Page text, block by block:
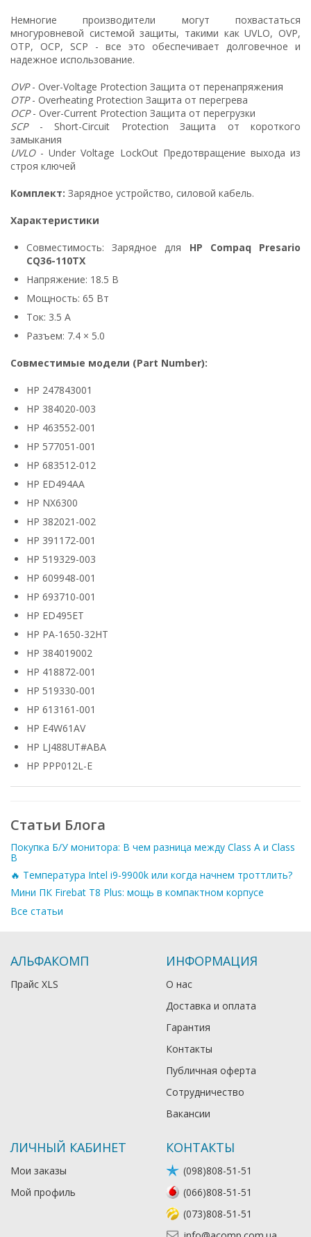
Немногие производители могут похвастаться
многуровневой системой защиты, такими как UVLO, OVP,
OTP, OCP, SCP - все это обеспечивает долговечное и
надежное использование.
OVP- Over-Voltage Protection Защита от перенапряжения
OTP- Overheating Protection Защита от перегрева
OCP- Over-Current Protection Защита от перегрузки
SCP- Short-Circuit Protection Защита от короткого
замыкания
UVLO- Under Voltage LockOut Предотвращение выхода из
строя ключей
Комплект: Зарядное устройство, силовой кабель.
Характеристики
Совместимость: Зарядное для HP Compaq Presario
CQ36-110TX
Напряжение: 18.5 В
Мощность: 65 Вт
Ток: 3.5 А
Разъем: 7.4 × 5.0
Совместимые модели (Part Number):
HP 247843001
HP 384020-003
HP 463552-001
HP 577051-001
HP 683512-012
HP ED494AA
HP NX6300
HP 382021-002
HP 391172-001
HP 519329-003
HP 609948-001
HP 693710-001
HP ED495ET
HP PA-1650-32HT
HP 384019002
HP 418872-001
HP 519330-001
HP 613161-001
HP E4W61AV
HP LJ488UT#ABA
HP PPP012L-E
Статьи Блога
Покупка Б/У монитора: В чем разница между Class A и Class
B
🔥 Температура Intel i9-9900k или когда начнем троттлить?
Мини ПК Firebat T8 Plus: мощь в компактном корпусе
Все статьи
АЛЬФАКОМП
Прайс XLS
ИНФОРМАЦИЯ
О нас
Доставка и оплата
Гарантия
Контакты
Публичная оферта
Сотрудничество
Вакансии
ЛИЧНЫЙ КАБИНЕТ
Мои заказы
Мой профиль
КОНТАКТЫ
(098)808-51-51
(066)808-51-51
(073)808-51-51